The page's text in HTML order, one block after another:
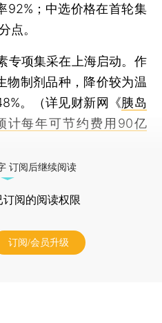
92%；中选价格在首轮集
点。
项集采在上海启动。作
物制剂品种，降价较为温
。（详见财新网《胰岛
计每年可节约费用90亿
订阅后继续阅读
订阅的阅读权限
订阅/会员升级